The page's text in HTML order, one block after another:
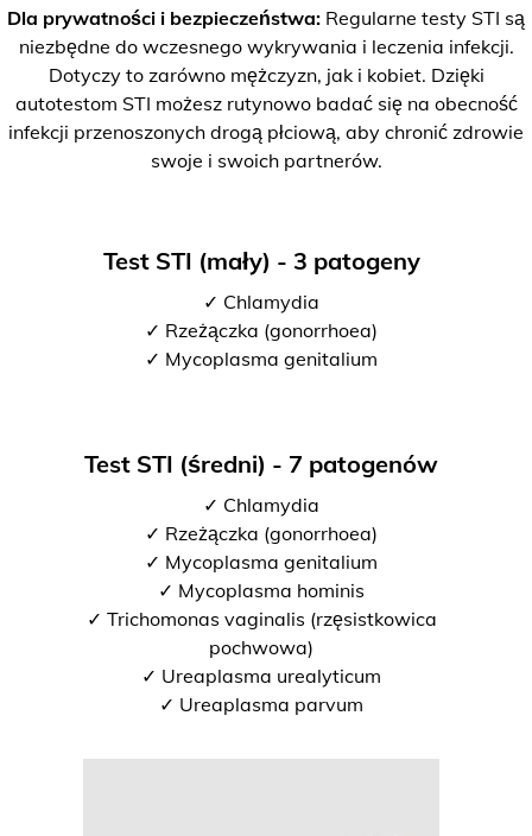
Dla prywatności i bezpieczeństwa: Regularne testy STI są
niezbędne do wczesnego wykrywania i leczenia infekcji.
Dotyczy to zarówno mężczyzn, jak i kobiet. Dzięki
autotestom STI możesz rutynowo badać się na obecność
infekcji przenoszonych drogą płciową, aby chronić zdrowie
swoje i swoich partnerów.
Test STI (mały) - 3 patogeny
✓ Chlamydia
✓ Rzeżączka (gonorrhoea)
✓ Mycoplasma genitalium
Test STI (średni) - 7 patogenów
✓ Chlamydia
✓ Rzeżączka (gonorrhoea)
✓ Mycoplasma genitalium
✓ Mycoplasma hominis
✓ Trichomonas vaginalis (rzęsistkowica
pochwowa)
✓ Ureaplasma urealyticum
✓ Ureaplasma parvum